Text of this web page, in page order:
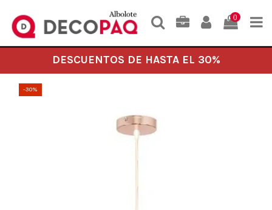
0
DESCUENTOS DE HASTA EL 30%
-30%